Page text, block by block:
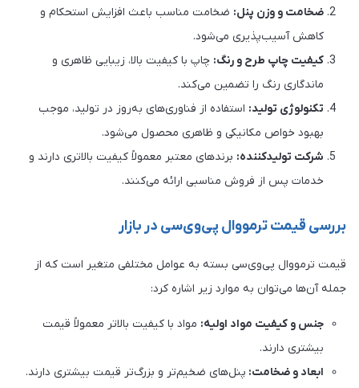
ضخامت و وزن پنل: ضخامت مناسب باعث افزایش استحکام و
کاهش آسیب‌پذیری می‌شود.
کیفیت چاپ طرح و رنگ: چاپ با کیفیت بالا، زیبایی ظاهری و
ماندگاری رنگ را تضمین می‌کند.
تکنولوژی تولید: استفاده از فناوری‌های به‌روز در تولید، موجب
بهبود خواص مکانیکی و ظاهری محصول می‌شود.
شرکت تولیدکننده: برندهای معتبر معمولاً کیفیت بالاتری دارند و
خدمات پس از فروش مناسبی ارائه می‌کنند.
بررسی قیمت ترمووال پی‌وی‌سی در بازار
قیمت ترمووال پی‌وی‌سی بسته به عوامل مختلفی متغیر است که از
جمله آن‌ها می‌توان به موارد زیر اشاره کرد:
جنس و کیفیت مواد اولیه: مواد با کیفیت بالاتر معمولاً قیمت
بیشتری دارند.
ابعاد و ضخامت: پنل‌های ضخیم‌تر و بزرگ‌تر قیمت بیشتری دارند.